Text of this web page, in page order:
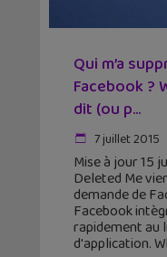
Qui m’a
Facebook ?
dit (ou p...
7 juillet 2015
Mise à jour 15
Deleted Me
demande de
Facebook
rapidement au
d'application.